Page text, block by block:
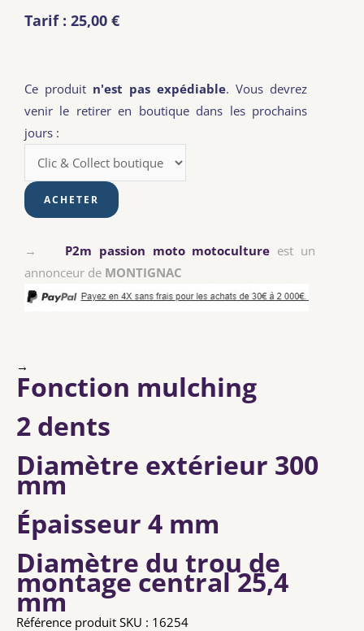
Tarif : 25,00 €
Ce produit n'est pas expédiable. Vous devrez
venir le retirer en boutique dans les prochains
jours :
→ P2m passion moto motoculture est un
annonceur de MONTIGNAC
→
Fonction mulching
2 dents
Diamètre extérieur 300
mm
Épaisseur 4 mm
Diamètre du trou de
montage central25,4
mm
Référence produit SKU : 16254